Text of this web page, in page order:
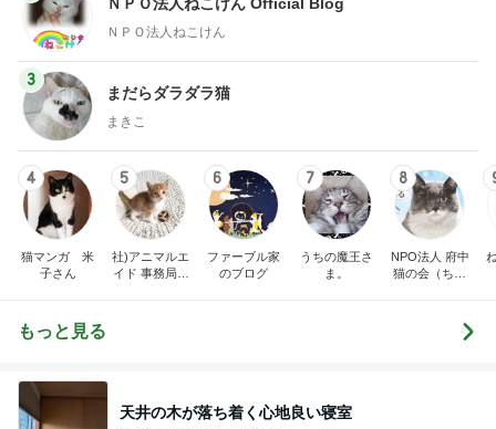
ＮＰＯ法人ねこけん
3
まだらダラダラ猫
まきこ
4
猫マンガ 米
子さん
5
社)アニマルエ
イド 事務局＆
6
ファーブル家
のブログ
7
うちの魔王さ
ま。
8
NPO法人 府中
猫の会（ちゅ
もっと見る
天井の木が落ち着く心地良い寝室